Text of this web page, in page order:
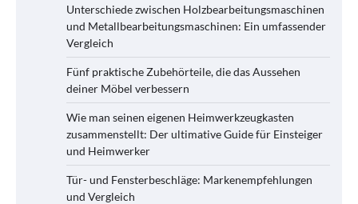
Unterschiede zwischen Holzbearbeitungsmaschinen
und Metallbearbeitungsmaschinen: Ein umfassender
Vergleich
Fünf praktische Zubehörteile, die das Aussehen
deiner Möbel verbessern
Wie man seinen eigenen Heimwerkzeugkasten
zusammenstellt: Der ultimative Guide für Einsteiger
und Heimwerker
Tür- und Fensterbeschläge: Markenempfehlungen
und Vergleich